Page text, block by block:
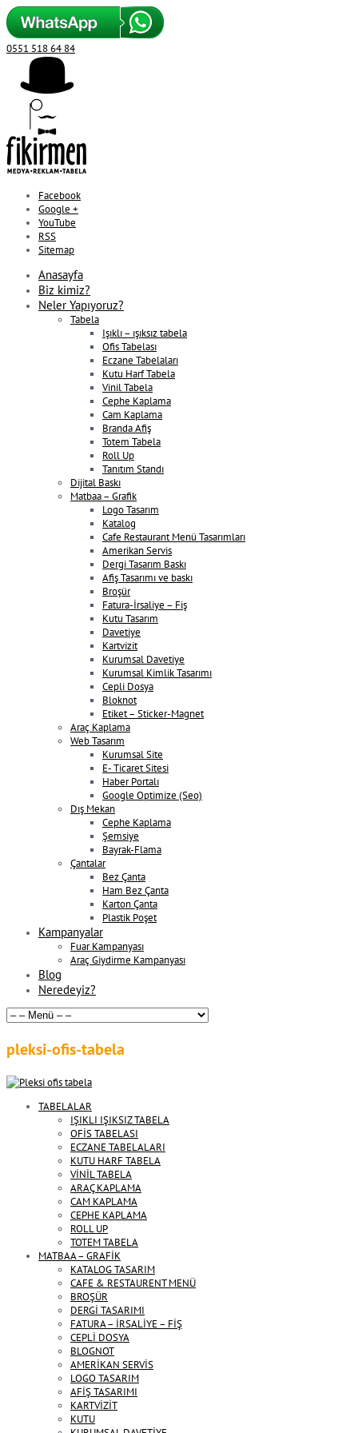
0551 518 64 84
Facebook
Google +
YouTube
RSS
Sitemap
Anasayfa
Biz kimiz?
Neler Yapıyoruz?
Tabela
Işıklı – ışıksız tabela
Ofis Tabelası
Eczane Tabelaları
Kutu Harf Tabela
Vinil Tabela
Cephe Kaplama
Cam Kaplama
Branda Afiş
Totem Tabela
Roll Up
Tanıtım Standı
Dijital Baskı
Matbaa – Grafik
Logo Tasarım
Katalog
Cafe Restaurant Menü Tasarımları
Amerikan Servis
Dergi Tasarım Baskı
Afiş Tasarımı ve baskı
Broşür
Fatura-İrsaliye – Fiş
Kutu Tasarım
Davetiye
Kartvizit
Kurumsal Davetiye
Kurumsal Kimlik Tasarımı
Cepli Dosya
Bloknot
Etiket – Sticker-Magnet
Araç Kaplama
Web Tasarım
Kurumsal Site
E- Ticaret Sitesi
Haber Portalı
Google Optimize (Seo)
Dış Mekan
Cephe Kaplama
Şemsiye
Bayrak-Flama
Çantalar
Bez Çanta
Ham Bez Çanta
Karton Çanta
Plastik Poşet
Kampanyalar
Fuar Kampanyası
Araç Giydirme Kampanyası
Blog
Neredeyiz?
pleksi-ofis-tabela
TABELALAR
IŞIKLI IŞIKSIZ TABELA
OFİS TABELASI
ECZANE TABELALARI
KUTU HARF TABELA
VİNİL TABELA
ARAÇ KAPLAMA
CAM KAPLAMA
CEPHE KAPLAMA
ROLL UP
TOTEM TABELA
MATBAA – GRAFİK
KATALOG TASARIM
CAFE & RESTAURENT MENÜ
BROŞÜR
DERGİ TASARIMI
FATURA – İRSALİYE – FİŞ
CEPLİ DOSYA
BLOGNOT
AMERİKAN SERVİS
LOGO TASARIM
AFİŞ TASARIMI
KARTVİZİT
KUTU